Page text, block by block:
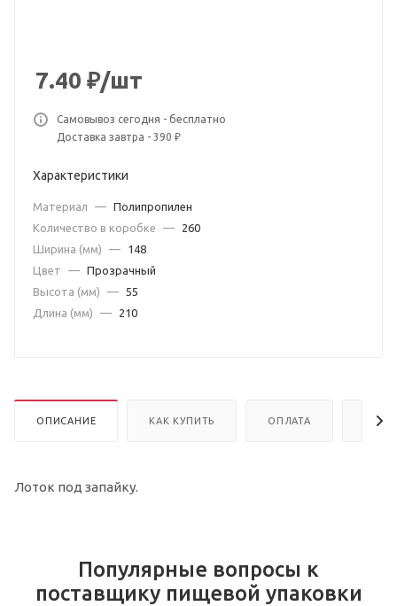
7.40 ₽/шт
Самовывоз сегодня - бесплатно
Доставка завтра - 390 ₽
Характеристики
Материал — Полипропилен
Количество в коробке
—
260
Ширина (мм)
—
148
Цвет
— Прозрачный
Высота (мм)
— 55
Длина (мм)
— 210
ОПИСАНИЕ КАК КУПИТЬ ОПЛАТА
Лоток под запайку.
Популярные вопросы к
поставщику пищевой упаковки